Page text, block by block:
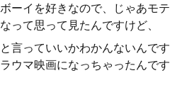
ーイを好きなので、じゃあモテ
って思って見たんですけど、
言っていいかわかんないんです
ウマ映画になっちゃったんです